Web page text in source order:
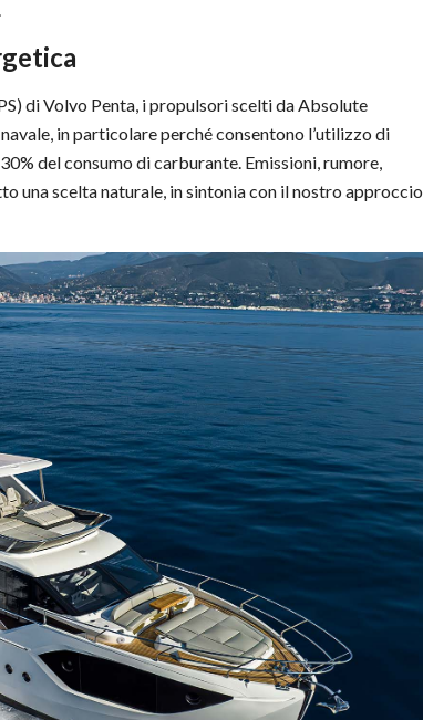
di Volvo Penta, i propulsori scelti da Absolute
in particolare perché consentono l’utilizzo di
del consumo di carburante. Emissioni, rumore,
una scelta naturale, in sintonia con il nostro approccio